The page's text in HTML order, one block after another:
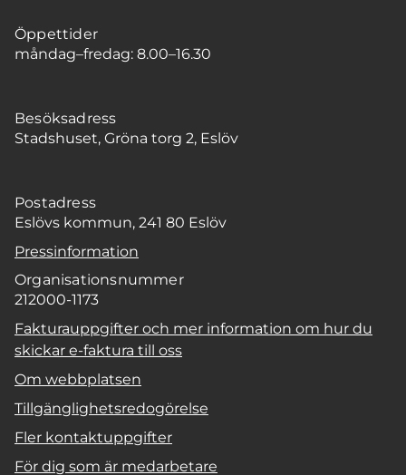
Öppettider
måndag–fredag: 8.00–16.30
Besöksadress
Stadshuset, Gröna torg 2, Eslöv
Postadress
Eslövs kommun, 241 80 Eslöv
Pressinformation
Organisationsnummer
212000-1173
Fakturauppgifter och mer information om hur du
skickar e-faktura till oss
Om webbplatsen
Tillgänglighetsredogörelse
Fler kontaktuppgifter
För dig som är medarbetare